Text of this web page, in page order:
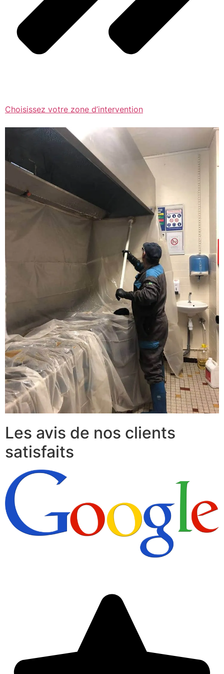
Choisissez votre zone d’intervention
Les avis de nos clients
satisfaits